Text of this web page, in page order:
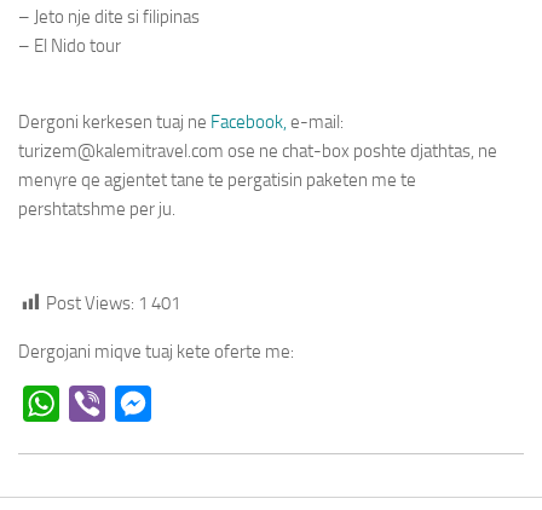
– Jeto nje dite si filipinas
– El Nido tour
Dergoni kerkesen tuaj ne Facebook, e-mail:
turizem@kalemitravel.com ose ne chat-box poshte djathtas, ne
menyre qe agjentet tane te pergatisin paketen me te
pershtatshme per ju.
Post Views: 1 401
Dergojani miqve tuaj kete oferte me:
WhatsApp
Viber